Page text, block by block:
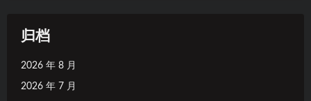
归档
2026 年 8 月
2026 年 7 月